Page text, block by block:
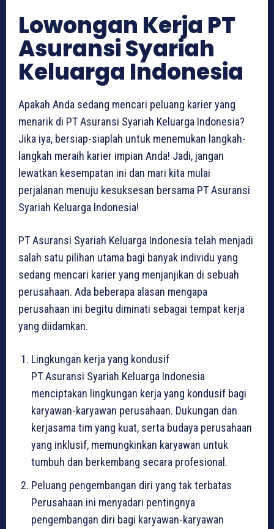
Lowongan Kerja PT
Asuransi Syariah
Keluarga Indonesia
Apakah Anda sedang mencari peluang karier yang
menarik di PT Asuransi Syariah Keluarga Indonesia?
Jika iya, bersiap-siaplah untuk menemukan langkah-
langkah meraih karier impian Anda! Jadi, jangan
lewatkan kesempatan ini dan mari kita mulai
perjalanan menuju kesuksesan bersama PT Asuransi
Syariah Keluarga Indonesia!
PT Asuransi Syariah Keluarga Indonesia telah menjadi
salah satu pilihan utama bagi banyak individu yang
sedang mencari karier yang menjanjikan di sebuah
perusahaan. Ada beberapa alasan mengapa
perusahaan ini begitu diminati sebagai tempat kerja
yang diidamkan.
Lingkungan kerja yang kondusif
PT Asuransi Syariah Keluarga Indonesia
menciptakan lingkungan kerja yang kondusif bagi
karyawan-karyawan perusahaan. Dukungan dan
kerjasama tim yang kuat, serta budaya perusahaan
yang inklusif, memungkinkan karyawan untuk
tumbuh dan berkembang secara profesional.
Peluang pengembangan diri yang tak terbatas
Perusahaan ini menyadari pentingnya
pengembangan diri bagi karyawan-karyawan